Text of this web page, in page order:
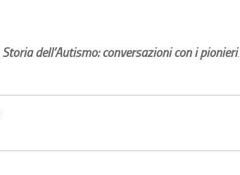
Storia dell’Autismo: conversazioni con i pionieri.